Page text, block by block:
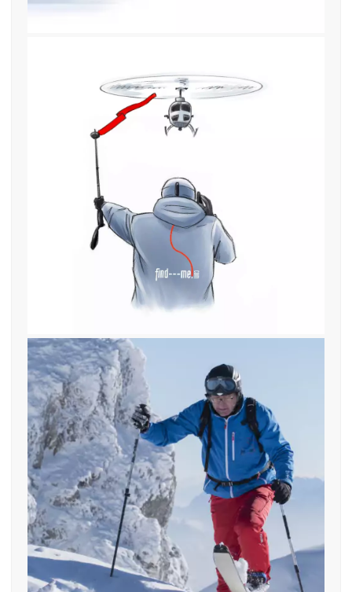
Helikopter einweisen mit
denTiefschneebändern
19. Januar 2017
find—me LAwinen und
Tiefschneebänder find—me ideal
für Tourenski und Freeride
find—me